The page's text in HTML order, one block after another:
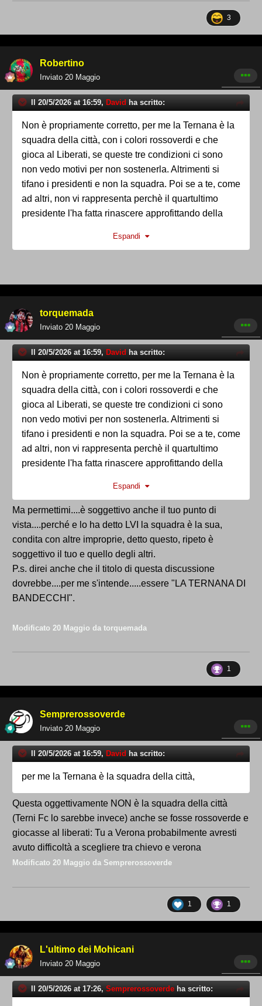
3
Robertino
Inviato 20 Maggio
Il 20/5/2026 at 16:59, David ha scritto:
Non è propriamente corretto, per me la Ternana è la
squadra della città, con i colori rossoverdi e che
gioca al Liberati, se queste tre condizioni ci sono
non vedo motivi per non sostenerla. Altrimenti si
tifano i presidenti e non la squadra. Poi se a te, come
ad altri, non vi rappresenta perchè il quartultimo
presidente l'ha fatta rinascere approfittando della
Espandi
torquemada
Inviato 20 Maggio
Il 20/5/2026 at 16:59, David ha scritto:
Non è propriamente corretto, per me la Ternana è la
squadra della città, con i colori rossoverdi e che
gioca al Liberati, se queste tre condizioni ci sono
non vedo motivi per non sostenerla. Altrimenti si
tifano i presidenti e non la squadra. Poi se a te, come
ad altri, non vi rappresenta perchè il quartultimo
presidente l'ha fatta rinascere approfittando della
Espandi
Ma permettimi....è soggettivo anche il tuo punto di
vista....perché e lo ha detto LVI la squadra è la sua,
condita con altre improprie, detto questo, ripeto è
soggettivo il tuo e quello degli altri.
P.s. direi anche che il titolo di questa discussione
dovrebbe....per me s'intende.....essere "LA TERNANA DI
BANDECCHI".
Modificato 20 Maggio da torquemada
1
Semprerossoverde
Inviato 20 Maggio
Il 20/5/2026 at 16:59, David ha scritto:
per me la Ternana è la squadra della città,
Questa oggettivamente NON è la squadra della città
(Terni Fc lo sarebbe invece) anche se fosse rossoverde e
giocasse al liberati: Tu a Verona probabilmente avresti
avuto difficoltà a scegliere tra chievo e verona
Modificato 20 Maggio da Semprerossoverde
1 1
L'ultimo dei Mohicani
Inviato 20 Maggio
Il 20/5/2026 at 17:26, Semprerossoverde ha scritto: